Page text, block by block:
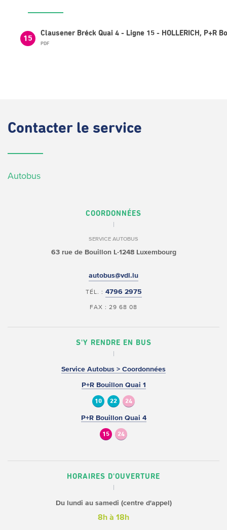
15
Clausener Bréck Quai 4 - Ligne 15 - HOLLERICH, P+R
PDF
Contacter le service
Autobus
COORDONNÉES
SERVICE AUTOBUS
63 rue de BouillonL-1248 Luxembourg
autobus@vdl.lu
TÉL. : 4796 2975
FAX : 29 68 08
S'Y RENDRE EN BUS
Service Autobus > Coordonnées
P+R Bouillon Quai 1
10 22 24
P+R Bouillon Quai 4
15 24
HORAIRES D'OUVERTURE
Du lundi au samedi (centre d'appel)
8h à 18h